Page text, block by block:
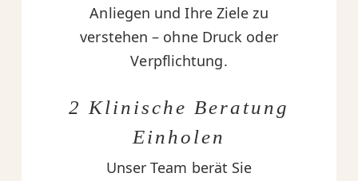
Anliegen und Ihre Ziele zu
verstehen – ohne Druck oder
Verpflichtung.
2 Klinische Beratung
Einholen
Unser Team berät Sie